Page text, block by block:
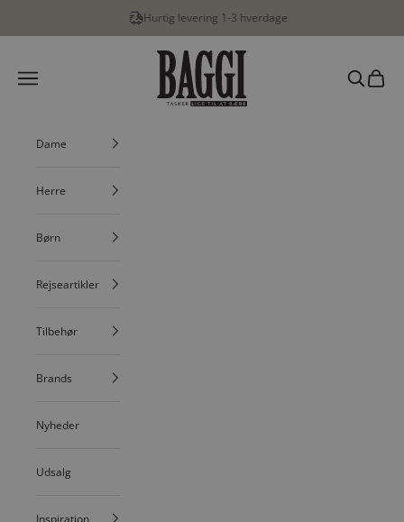
Hurtig levering 1-3 hverdage
BAGGI
Menu
Søg
Dame
Herre
Børn
Rejseartikler
Tilbehør
Brands
Nyheder
Udsalg
Inspiration